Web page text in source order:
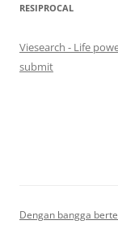
RESIPROCAL
Viesearch - Life
submit
Dengan bangga